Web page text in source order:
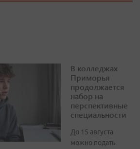
В колледжах
Приморья
продолжается
набор на
перспективные
специальности
До 15 августа
можно подать